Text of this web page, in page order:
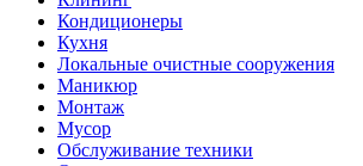
Кондиционеры
Кухня
Локальные очистные сооружения
Маникюр
Монтаж
Мусор
Обслуживание техники